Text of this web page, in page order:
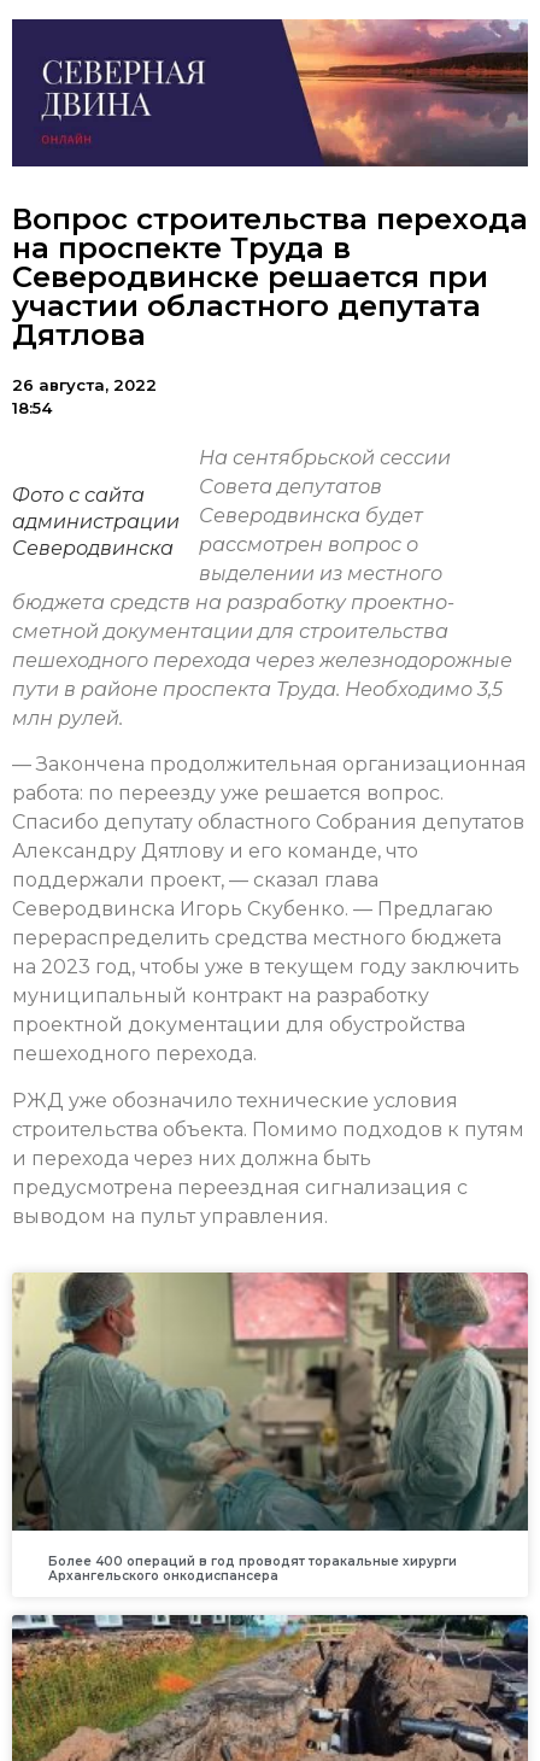
Вопрос строительства перехода
на проспекте Труда в
Северодвинске решается при
участии областного депутата
Дятлова
26 августа, 2022
18:54
Фото с сайта
администрации
Северодвинска
На сентябрьской сессии
Совета депутатов
Северодвинска будет
рассмотрен вопрос о
выделении из местного
бюджета средств на разработку проектно-
сметной документации для строительства
пешеходного перехода через железнодорожные
пути в районе проспекта Труда. Необходимо 3,5
млн рулей.
— Закончена продолжительная организационная
работа: по переезду уже решается вопрос.
Спасибо депутату областного Собрания депутатов
Александру Дятлову и его команде, что
поддержали проект, — сказал глава
Северодвинска Игорь Скубенко. — Предлагаю
перераспределить средства местного бюджета
на 2023 год, чтобы уже в текущем году заключить
муниципальный контракт на разработку
проектной документации для обустройства
пешеходного перехода.
РЖД уже обозначило технические условия
строительства объекта. Помимо подходов к путям
и перехода через них должна быть
предусмотрена переездная сигнализация с
выводом на пульт управления.
Более 400 операций в год проводят торакальные хирурги
Архангельского онкодиспансера